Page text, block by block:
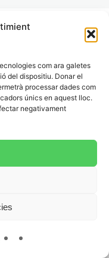
com ara galetes
del dispositiu. Donar el
processar dades com
únics en aquest lloc.
negativament